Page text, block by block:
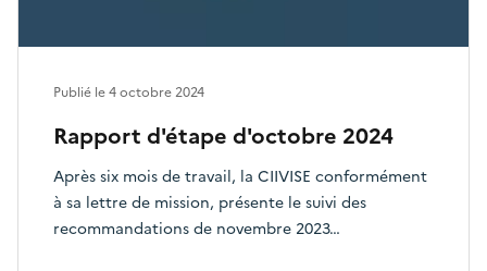
Rapport d'étape d'octobre 2024
Après six mois de travail, la CIIVISE conformément
à sa lettre de mission, présente le suivi des
recommandations de novembre 2023…
Publié le4 octobre 2024